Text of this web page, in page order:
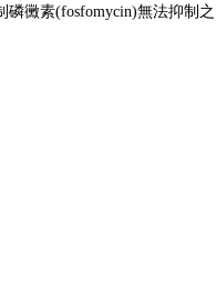
黴素(fosfomycin)無法抑制